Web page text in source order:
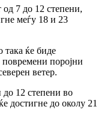
7 до 12 степени,
меѓу 18 и 23
така ќе биде
поројни
ветер.
до 12 степени во
достигне до околу 21